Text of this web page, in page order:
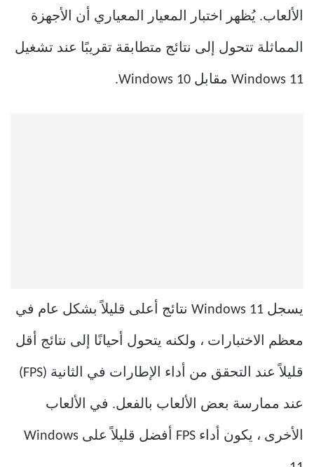
الألعاب. يُظهر اختبار المعيار المعياري أن الأجهزة
المماثلة تتحول إلى نتائج متطابقة تقريبًا عند تشغيل
Windows 11 مقابل Windows 10.
يسجل Windows 11 نتائج أعلى قليلاً بشكل عام في
معظم الاختبارات ، ولكنه يتحول أحيانًا إلى نتائج أقل
قليلاً عند التحقق من أداء الإطارات في الثانية (FPS)
عند ممارسة بعض الألعاب بالفعل. في الألعاب
الأخرى ، يكون أداء FPS أفضل قليلاً على Windows